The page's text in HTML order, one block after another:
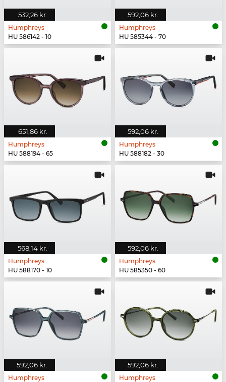
532,26 kr.
Humphreys
HU 586142 - 10
592,06 kr.
Humphreys
HU 585344 - 70
651,86 kr.
Humphreys
HU 588194 - 65
592,06 kr.
Humphreys
HU 588182 - 30
568,14 kr.
Humphreys
HU 588170 - 10
592,06 kr.
Humphreys
HU 585350 - 60
592,06 kr.
Humphreys
592,06 kr.
Humphreys